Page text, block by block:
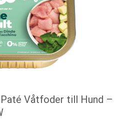
Våtfoder till Hund –